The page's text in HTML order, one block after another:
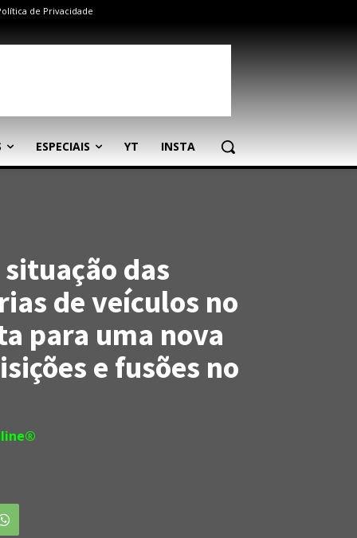
de Privacidade
ESPECIAIS YT INSTA
das
de veículos no
para uma nova
e fusões no